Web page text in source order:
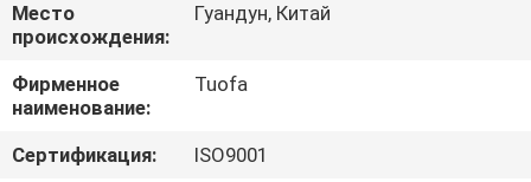
ЭКСКУРСИЯ
ПО
ЗАВОДУ
Место
происхождения:
Гуандун, Китай
Фирменное
наименование:
Tuofa
Сертификация:
ISO9001